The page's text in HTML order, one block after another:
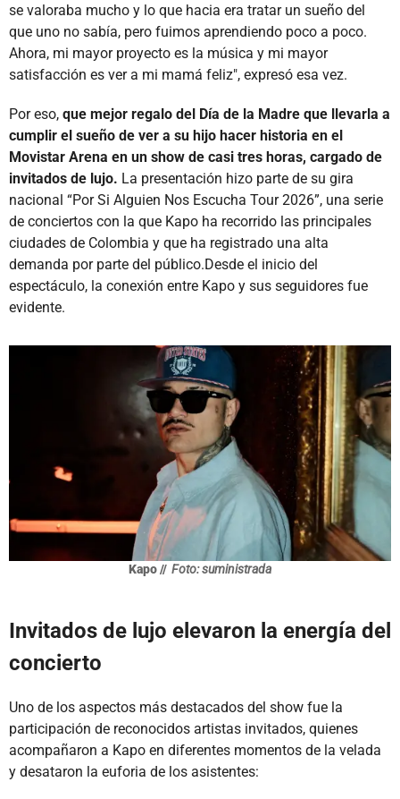
se valoraba mucho y lo que hacia era tratar un sueño del
que uno no sabía, pero fuimos aprendiendo poco a poco.
Ahora, mi mayor proyecto es la música y mi mayor
satisfacción es ver a mi mamá feliz", expresó esa vez.
Por eso, que mejor regalo del Día de la Madre que llevarla a
cumplir el sueño de ver a su hijo hacer historia en el
Movistar Arena en un show de casi tres horas, cargado de
invitados de lujo. La presentación hizo parte de su gira
nacional “Por Si Alguien Nos Escucha Tour 2026”, una serie
de conciertos con la que Kapo ha recorrido las principales
ciudades de Colombia y que ha registrado una alta
demanda por parte del público.Desde el inicio del
espectáculo, la conexión entre Kapo y sus seguidores fue
evidente.
Kapo // Foto: suministrada
Invitados de lujo elevaron la energía del
concierto
Uno de los aspectos más destacados del show fue la
participación de reconocidos artistas invitados, quienes
acompañaron a Kapo en diferentes momentos de la velada
y desataron la euforia de los asistentes: